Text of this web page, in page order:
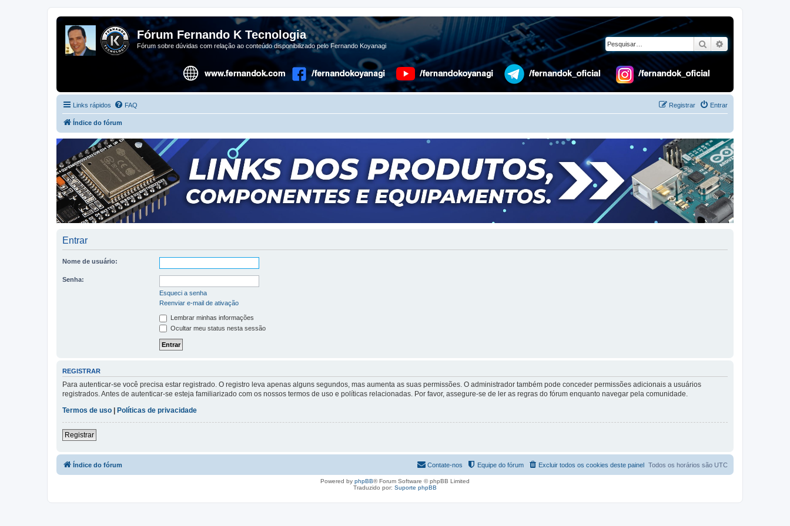
Fórum Fernando K Tecnologia
Fórum sobre dúvidas com relação ao conteúdo disponibilizado pelo Fernando Koyanagi Pesquisar
Links rápidos FAQ Entrar
Registrar
Índice do fórum
Entrar
Nome de usuário:
Senha:
Esqueci a senha
Reenviar e-mail de ativação
Lembrar minhas informações
Ocultar meu status nesta sessão
REGISTRAR
Para autenticar-se você precisa estar registrado. O registro leva apenas alguns segundos, mas aumenta as suas permissões. O administrador também pode conceder permissões adicionais a usuários
registrados. Antes de autenticar-se esteja familiarizado com os nossos termos de uso e políticas relacionadas. Por favor, assegure-se de ler as regras do fórum enquanto navegar pela comunidade.
Termos de uso
Políticas de privacidade
Registrar
Índice do fórum Todos os horários são UTC
Excluir todos os cookies deste painel
Equipe do fórum
Contate-nos
Powered by phpBB® Forum Software © phpBB Limited
Traduzido por: Suporte phpBB